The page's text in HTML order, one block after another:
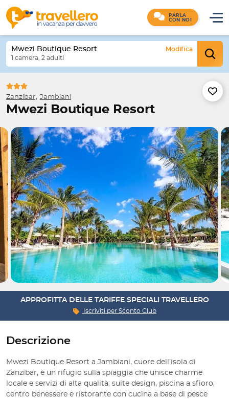
PARLA
CON NOI
Mwezi Boutique Resort
Modifica
1 camera, 2 adulti
Zanzibar Jambiani
Mwezi Boutique Resort
APPROFITTA DELLE TARIFFE SPECIALI TRAVELLERO
Iscriviti per Sconto Club
Descrizione
Mwezi Boutique Resort a Jambiani, cuore dell’isola di
Zanzibar, è un rifugio sulla spiaggia che unisce charme
locale e servizi di alta qualità: suite design, piscina a sfioro,
centro benessere e ristorante con cucina a base di pesce